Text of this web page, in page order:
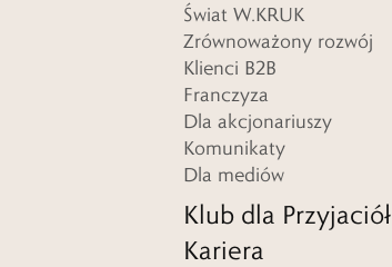
Świat W.KRUK
Zrównoważony rozwój
Klienci B2B
Franczyza
Dla akcjonariuszy
Komunikaty
Dla mediów
Klub dla Przyjaciół
Kariera